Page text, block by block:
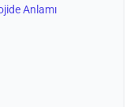
Anlamı